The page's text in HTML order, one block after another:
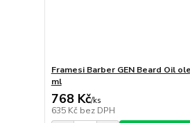
Framesi Barber GEN Beard Oil
ml
768 Kč/ks
635 Kč bez DPH